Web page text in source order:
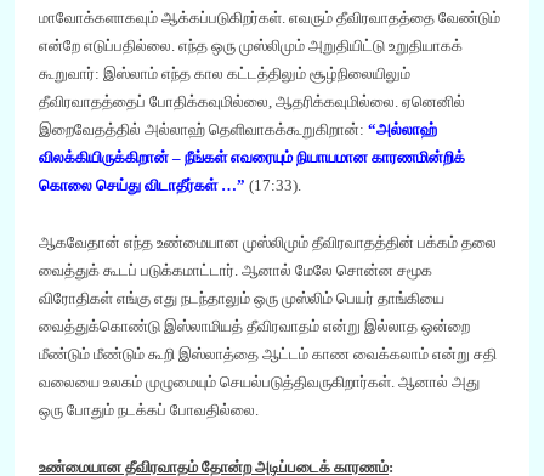
மாவோக்களாகவும் ஆக்கப்படுகிறர்கள். எவரும் தீவிரவாதத்தை வேண்டும்
என்றே எடுப்பதில்லை. எந்த ஒரு முஸ்லிமும் அறுதியிட்டு உறுதியாகக்
கூறுவார்: இஸ்லாம் எந்த கால கட்டத்திலும் சூழ்நிலையிலும்
தீவிரவாதத்தைப் போதிக்கவுமில்லை ஆதரிக்கவுமில்லை. ஏனெனில்
இறைவேதத்தில் அல்லாஹ் தெளிவாகக்கூறுகிறான்: “அல்லாஹ்
விலக்கியிருக்கிறான் – நீங்கள் எவரையும் நியாயமான காரணமின்றிக்
கொலை செய்து விடாதீர்கள் …” (17:33).
ஆகவேதான் எந்த உண்மையான முஸ்லிமும் தீவிரவாதத்தின் பக்கம் தலை
வைத்துக் கூடப் படுக்கமாட்டார். ஆனால் மேலே சொன்ன சமூக
விரோதிகள் எங்கு எது நடந்தாலும் ஒரு முஸ்லிம் பெயர் தாங்கியை
வைத்துக்கொண்டு இஸ்லாமியத் தீவிரவாதம் என்று இல்லாத ஒன்றை
மீண்டும் மீண்டும் கூறி இஸ்லாத்தை ஆட்டம் காண வைக்கலாம் என்று சதி
வலையை உலகம் முழுமையும் செயல்படுத்திவருகிறார்கள். ஆனால் அது
ஒரு போதும் நடக்கப் போவதில்லை.
உண்மையான தீவிரவாதம் தோன்ற அடிப்படைக் காரணம்: